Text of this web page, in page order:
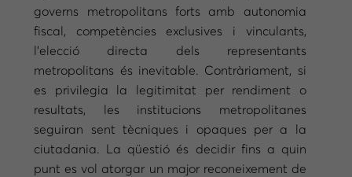
governs metropolitans forts amb autonomia
fiscal, competències exclusives i vinculants,
l’elecció directa dels representants
metropolitans és inevitable. Contràriament, si
es privilegia la legitimitat per rendiment o
resultats, les institucions metropolitanes
seguiran sent tècniques i opaques per a la
ciutadania. La qüestió és decidir fins a quin
punt es vol atorgar un major reconeixement de